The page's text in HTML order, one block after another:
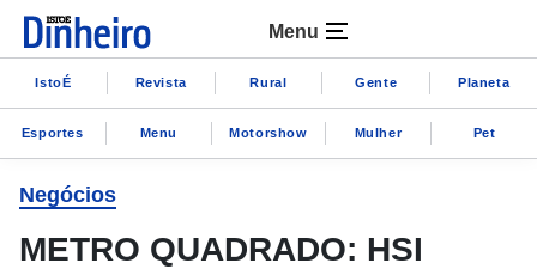
Menu
IstoÉ Revista Rural Gente Planeta
Esportes Menu Motorshow Mulher Pet
Negócios
METRO QUADRADO: HSI